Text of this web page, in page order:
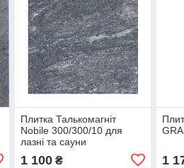
Плитка Талькомагніт
Nobile 300/300/10 для
лазні та сауни
1 100₴ 1